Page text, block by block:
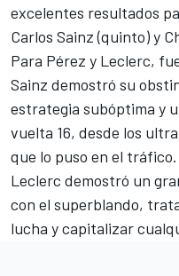
excelentes resultados
Carlos Sainz (quinto) y
Para Pérez y Leclerc,
Sainz demostró su
estrategia subóptima y
vuelta 16, desde los
que lo puso en el tráfico.
Leclerc demostró un
con el superblando,
lucha y capitalizar